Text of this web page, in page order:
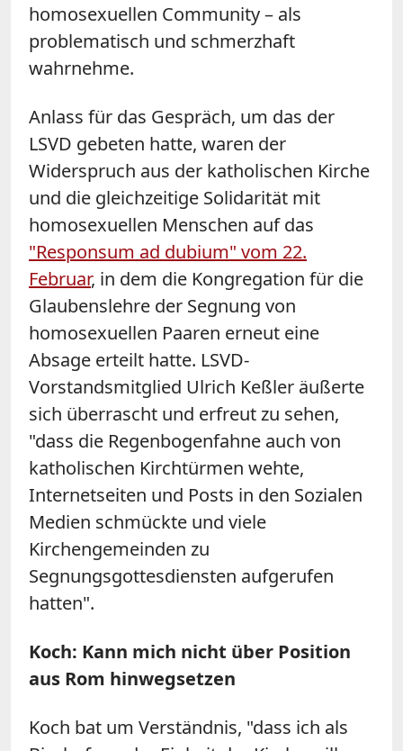
homosexuellen Community – als
problematisch und schmerzhaft
wahrnehme.
Anlass für das Gespräch, um das der
LSVD gebeten hatte, waren der
Widerspruch aus der katholischen Kirche
und die gleichzeitige Solidarität mit
homosexuellen Menschen auf das
"Responsum ad dubium" vom 22.
Februar, in dem die Kongregation für die
Glaubenslehre der Segnung von
homosexuellen Paaren erneut eine
Absage erteilt hatte. LSVD-
Vorstandsmitglied Ulrich Keßler äußerte
sich überrascht und erfreut zu sehen,
"dass die Regenbogenfahne auch von
katholischen Kirchtürmen wehte,
Internetseiten und Posts in den Sozialen
Medien schmückte und viele
Kirchengemeinden zu
Segnungsgottesdiensten aufgerufen
hatten".
Koch: Kann mich nicht über Position
aus Rom hinwegsetzen
Koch bat um Verständnis, "dass ich als